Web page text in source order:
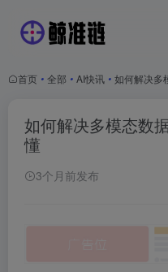
首页 • 全部 • AI快讯 • 如何解决多
如何解决多模态数
懂
3个月前发布